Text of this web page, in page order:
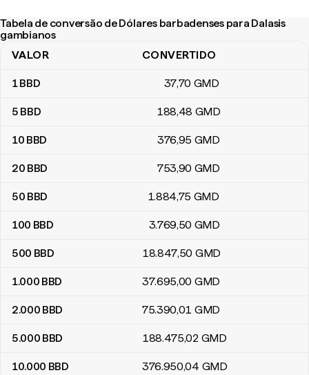
Tabela de conversão de Dólares barbadenses para Dalasis
gambianos
Tabela de conversão de Dólares barbadenses para Dalasis
VALOR CONVERTIDO
1BBD 37,70 GMD
5 BBD 188,48 GMD
10 BBD 376,95 GMD
20 BBD 753,90 GMD
50 BBD 1.884,75 GMD
100 BBD 3.769,50 GMD
500 BBD 18.847,50 GMD
1.000 BBD 37.695,00 GMD
2.000 BBD 75.390,01 GMD
5.000 BBD 188.475,02 GMD
10.000 BBD 376.950,04 GMD